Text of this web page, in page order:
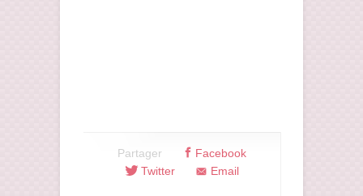
Partager
Facebook
Twitter
Email